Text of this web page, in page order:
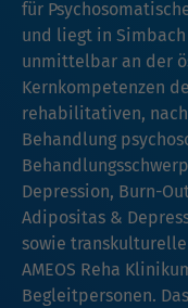
für
und liegt in
unmittelbar an der
Kernkompetenzen
rehabilitativen,
Behandlung
Depression, Burn-
Adipositas &
sowie
AMEOS Reha
Begleitpersonen.